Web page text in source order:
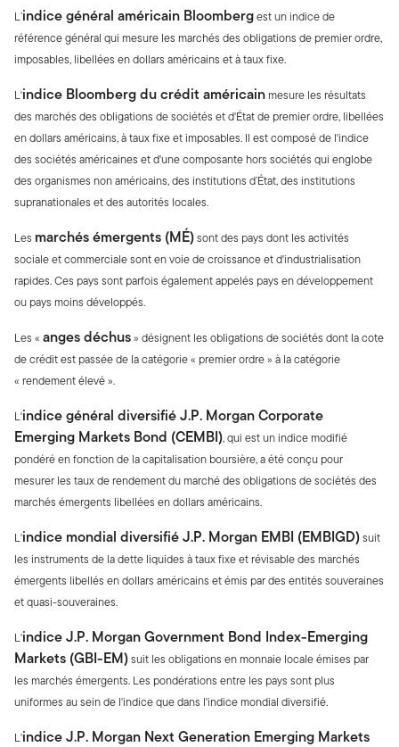
L’indice général américain Bloombergest un indice de
référence général qui mesure les marchés des obligations de premier ordre,
imposables, libellées en dollars américains et à taux fixe.
L'indice Bloomberg du crédit américain mesure les résultats
des marchés des obligations de sociétés et d'État de premier ordre, libellées
en dollars américains, à taux fixe et imposables. Il est composé de l'indice
des sociétés américaines et d'une composante hors sociétés qui englobe
des organismes non américains, des institutions d’État, des institutions
supranationales et des autorités locales.
Les marchés émergents (MÉ)sont des pays dont les activités
sociale et commerciale sont en voie de croissance et d'industrialisation
rapides. Ces pays sont parfois également appelés pays en développement
ou pays moins développés.
Les « anges déchus» désignent les obligations de sociétés dont la cote
de crédit est passée de la catégorie « premier ordre » à la catégorie
« rendement élevé ».
L'indice général diversifié J.P. Morgan Corporate
Emerging Markets Bond (CEMBI), qui est un indice modifié
pondéré en fonction de la capitalisation boursière, a été conçu pour
mesurer les taux de rendement du marché des obligations de sociétés des
marchés émergents libellées en dollars américains.
L'indice mondial diversifié J.P. Morgan EMBI (EMBIGD)suit
les instruments de la dette liquides à taux fixe et révisable des marchés
émergents libellés en dollars américains et émis par des entités souveraines
et quasi-souveraines.
L'indice J.P. Morgan Government Bond Index-Emerging
Markets (GBI-EM)suit les obligations en monnaie locale émises par
les marchés émergents. Les pondérations entre les pays sont plus
uniformes au sein de l'indice que dans l'indice mondial diversifié.
L'indice J.P. Morgan Next Generation Emerging Markets